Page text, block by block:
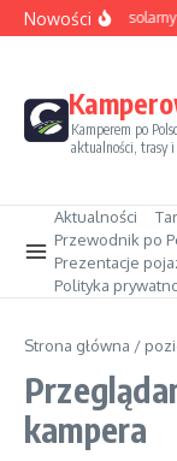
Przejdź do treści
NowościSezon
Kamperem po
aktualności, trasy
Aktualności
Przewodnik po
Prezentacje
Polityka
Strona główna /
kampera